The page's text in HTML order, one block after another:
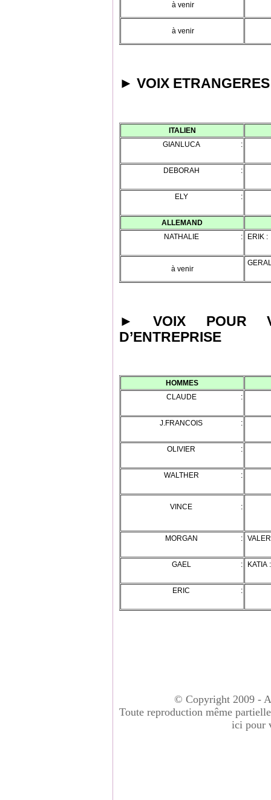
à venir
à venir
► VOIX ETRANGERES
ITALIEN
GIANLUCA :
DEBORAH :
ELY :
ALLEMAND
NATHALIE :
ERIK :
à venir
►VOIX POUR
D’ENTREPRISE
HOMMES
CLAUDE :
J.FRANCOIS :
OLIVIER :
WALTHER :
VINCE :
MORGAN :
GAEL : KATIA :
ERIC :
© Copyright 2009 -
Toute reproduction même
ici pour